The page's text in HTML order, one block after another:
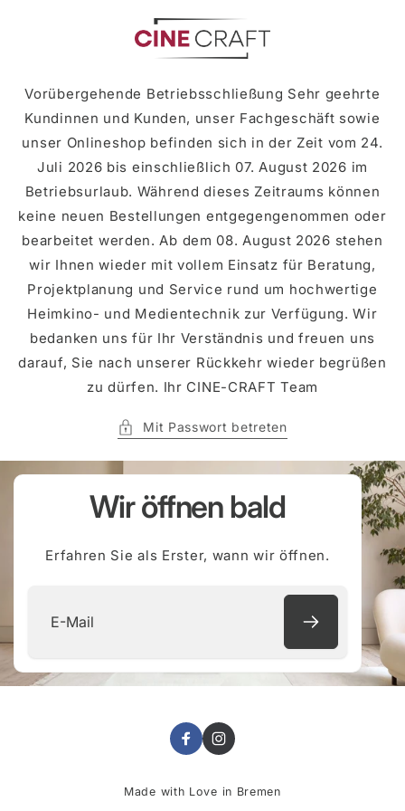
Vorübergehende Betriebsschließung Sehr geehrte
Kundinnen und Kunden, unser Fachgeschäft sowie
unser Onlineshop befinden sich in der Zeit vom 24.
Juli 2026 bis einschließlich 07. August 2026 im
Betriebsurlaub. Während dieses Zeitraums können
keine neuen Bestellungen entgegengenommen oder
bearbeitet werden. Ab dem 08. August 2026 stehen
wir Ihnen wieder mit vollem Einsatz für Beratung,
Projektplanung und Service rund um hochwertige
Heimkino- und Medientechnik zur Verfügung. Wir
bedanken uns für Ihr Verständnis und freuen uns
darauf, Sie nach unserer Rückkehr wieder begrüßen
zu dürfen. Ihr CINE-CRAFT Team
Mit Passwort betreten
Wir öffnen bald
Erfahren Sie als Erster, wann wir öffnen.
Mail
FacebookInstagram
Made with Love in Bremen